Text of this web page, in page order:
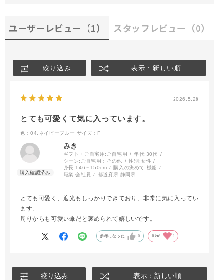
ユーザーレビュー （1） スタッフレビュー （0）
絞り込み 表示：新しい順
2026.5.28
とても可愛くて気に入っています。
色：04.ネイビーブルー サイズ：F
みき
ギフト・ご自宅用: ご自宅用 年代:30代
シーン: ご自宅用：その他 性別:女性
身長:146～150cm 購入の決めて:機能
職業:会社員 都道府県:静岡県
とても可愛く、遮光もしっかりできており、非常に気に入ってい
ます。
周りからも可愛い傘だと褒められて嬉しいです。
参考になった 0 Like! 1
絞り込み 表示：新しい順